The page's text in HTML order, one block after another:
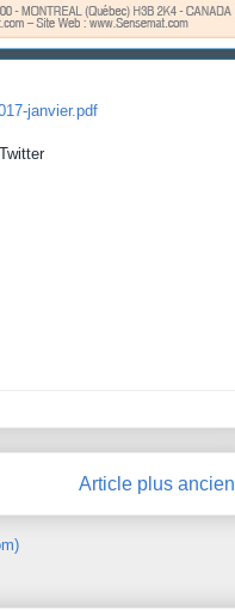
janvier.pdf
Twitter
Article plus ancien